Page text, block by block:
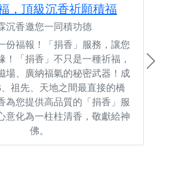
，頂級沉香祈願積福
沉香邀您一同積功德
份福報！「捐香」服務，讓您
！「捐香」不只是一種祈福，
場、廣納福氣的秘密武器！成
祖先、天地之間最直接的橋
為您提供高品質的「捐香」服
意化為一柱柱清香，敬獻給神
佛。
Next